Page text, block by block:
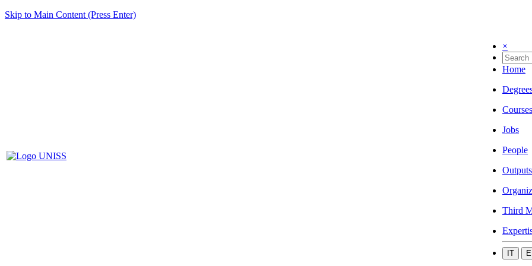
Skip to Main Content (Press Enter)
×
Home
Courses
Jobs
People
Outputs
Third
IT